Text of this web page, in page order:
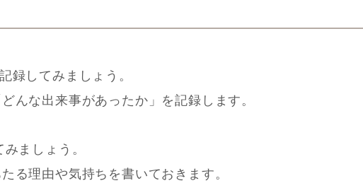
録してみましょう。
んな出来事があったか」を記録します。
ましょう。
る理由や気持ちを書いておきます。